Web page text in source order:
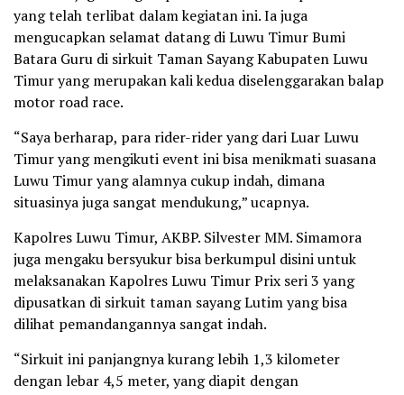
yang telah terlibat dalam kegiatan ini. Ia juga
mengucapkan selamat datang di Luwu Timur Bumi
Batara Guru di sirkuit Taman Sayang Kabupaten Luwu
Timur yang merupakan kali kedua diselenggarakan balap
motor road race.
“Saya berharap, para rider-rider yang dari Luar Luwu
Timur yang mengikuti event ini bisa menikmati suasana
Luwu Timur yang alamnya cukup indah, dimana
situasinya juga sangat mendukung,” ucapnya.
Kapolres Luwu Timur, AKBP. Silvester MM. Simamora
juga mengaku bersyukur bisa berkumpul disini untuk
melaksanakan Kapolres Luwu Timur Prix seri 3 yang
dipusatkan di sirkuit taman sayang Lutim yang bisa
dilihat pemandangannya sangat indah.
“Sirkuit ini panjangnya kurang lebih 1,3 kilometer
dengan lebar 4,5 meter, yang diapit dengan